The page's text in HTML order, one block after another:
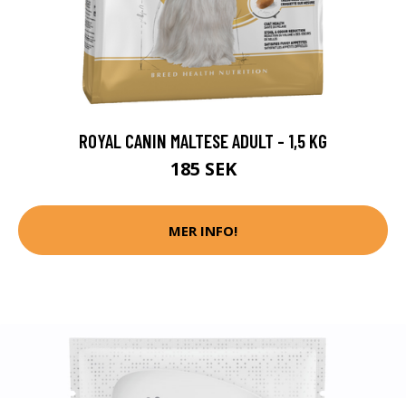
ROYAL CANIN MALTESE ADULT - 1,5 KG
185 SEK
MER INFO!